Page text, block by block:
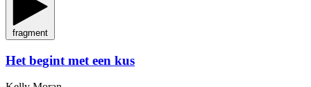
fragment
Het begint met een kus